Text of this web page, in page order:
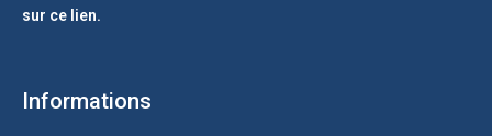
sur ce lien.
Informations